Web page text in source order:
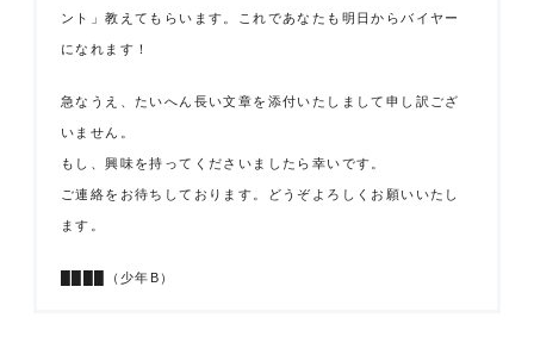
ント」教えてもらいます。これであなたも明日からバイヤー
になれます！
急なうえ、たいへん長い文章を添付いたしまして申し訳ござ
いません。
もし、興味を持ってくださいましたら幸いです。
ご連絡をお待ちしております。どうぞよろしくお願いいたし
ます。
████（少年B）